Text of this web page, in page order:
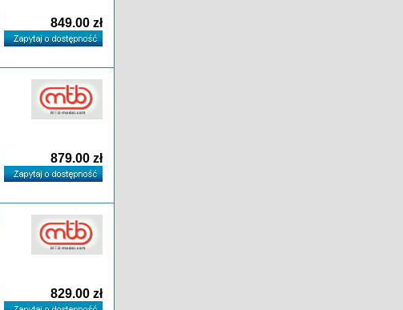
849.00 zł
879.00 zł
829.00 zł